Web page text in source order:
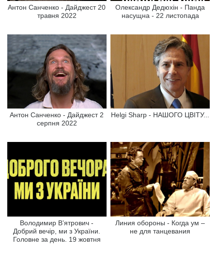
Антон Санченко - Дайджест 20
травня 2022
Олександр Дедюхін - Панда
насущна - 22 листопада
Антон Санченко - Дайджест 2
серпня 2022
Helgi Sharp - НАШОГО ЦВІТУ...
Володимир В’ятрович -
Добрий вечір, ми з України.
Головне за день. 19 жовтня
Линия обороны - Когда ум –
не для танцевания